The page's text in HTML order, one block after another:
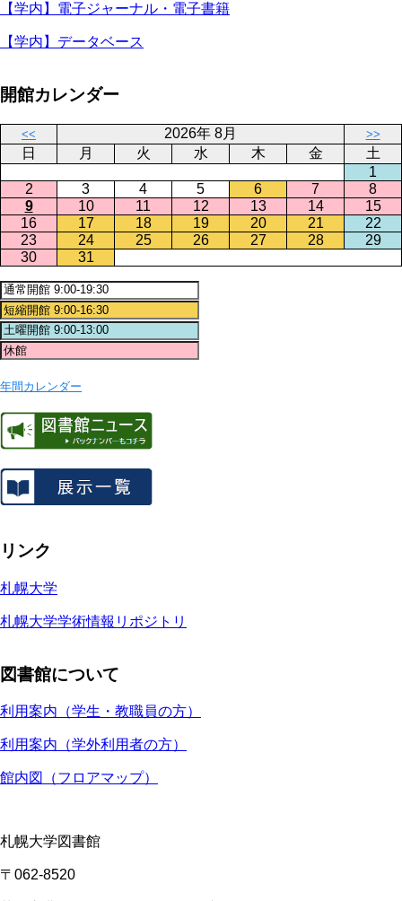
【学内】電子ジャーナル・電子書籍
【学内】データベース
開館カレンダー
<< 2026年 8月 >>
日 月 火 水 木 金
土
1
2
3 4 5 6 7
8
9
10 11 12 13 14
15
16
17 18 19 20 21
22
23
24 25 26 27 28
29
30
31
年間カレンダー
リンク
札幌大学
札幌大学学術情報リポジトリ
図書館について
利用案内（学生・教職員の方）
利用案内（学外利用者の方）
館内図（フロアマップ）
札幌大学図書館
〒062-8520